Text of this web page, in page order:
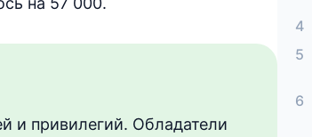
и привилегий. Обладатели